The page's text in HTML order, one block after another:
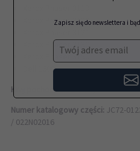
Xerox Phaser 3120
Xerox Phaser 3130
Xerox Phaser 3150
Dell 1600
Kraj pochodzenia: Chiny
Numer katalogowy części: JC72-
/ 022N02016
Zapisz się do newslettera i
Twój adres email